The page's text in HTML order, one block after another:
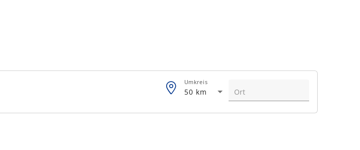
50 km
Umkreis